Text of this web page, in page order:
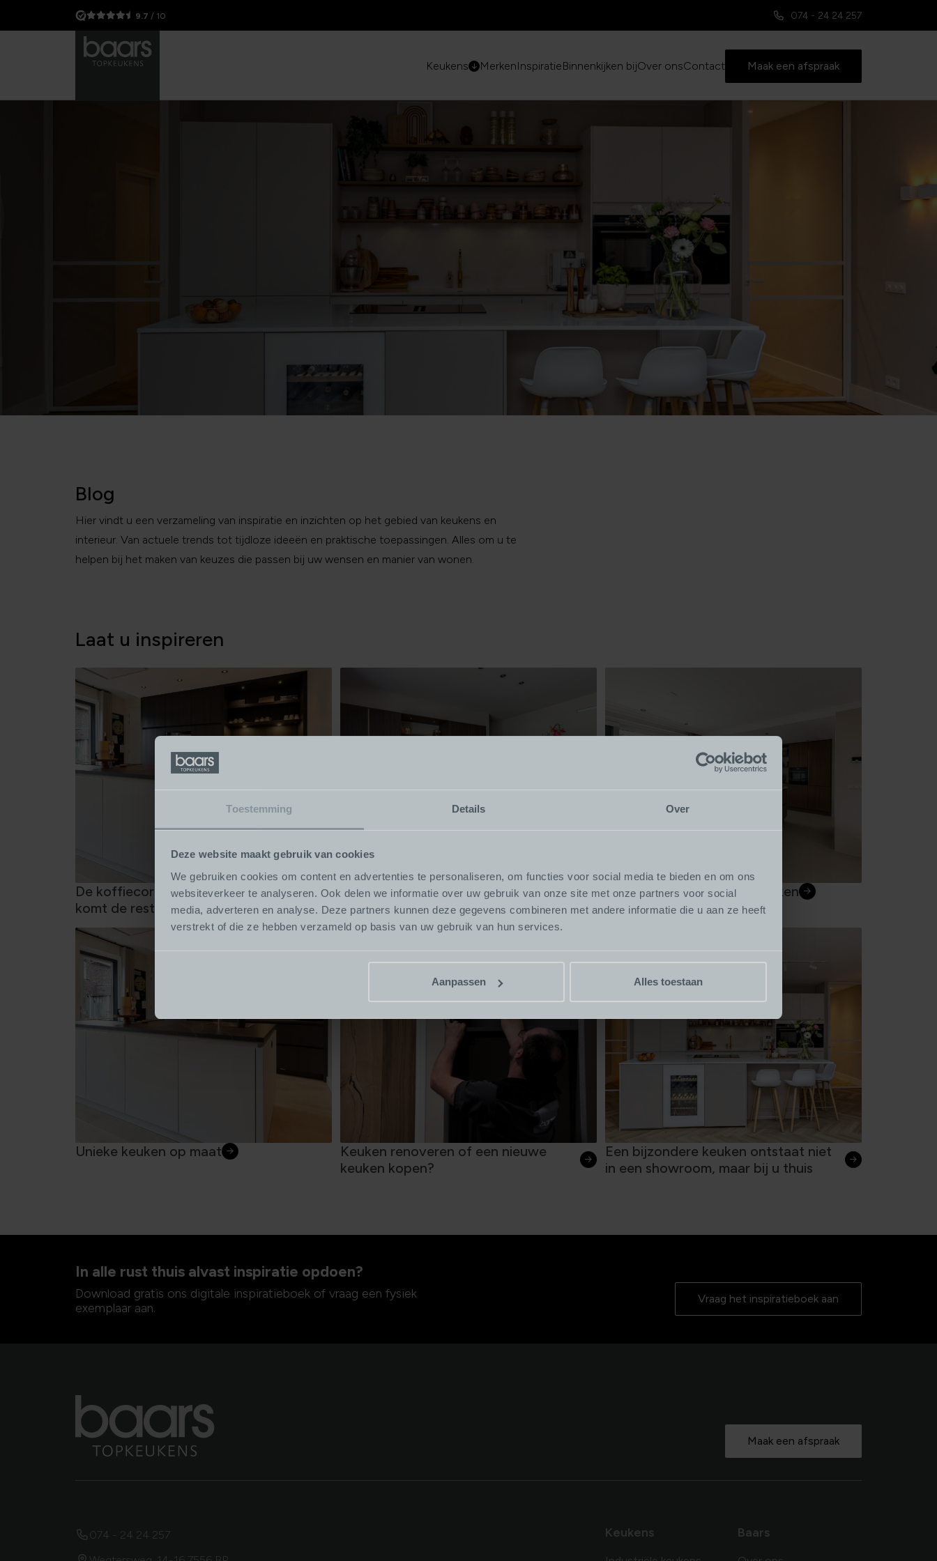
Toestemming Details Over
Deze website maakt gebruik van cookies
We gebruiken cookies om content en advertenties te personaliseren, om functies voor social media te bieden en om ons
websiteverkeer te analyseren. Ook delen we informatie over uw gebruik van onze site met onze partners voor social
media, adverteren en analyse. Deze partners kunnen deze gegevens combineren met andere informatie die u aan ze heeft
verstrekt of die ze hebben verzameld op basis van uw gebruik van hun services.
Aanpassen Alles toestaan
9.7 / 10 074 - 24 24 257
Keukens MerkenInspiratieBinnenkijken bijOver onsContact Maak een afspraak
Blog
Hier vindt u een verzameling van inspiratie en inzichten op het gebied van keukens en
interieur. Van actuele trends tot tijdloze ideeën en praktische toepassingen. Alles om u te
helpen bij het maken van keuzes die passen bij uw wensen en manier van wonen.
Laat u inspireren
De koffiecorner: eerst koffie, dan
komt de rest van de dag
Japandi keukenstijl Keuken met afgeronde hoeken
Unieke keuken op maat
Keuken renoveren of een nieuwe
keuken kopen?
Een bijzondere keuken ontstaat niet
in een showroom, maar bij u thuis
In alle rust thuis alvast inspiratie opdoen?
Download gratis ons digitale inspiratieboek of vraag een fysiek
exemplaar aan.
Vraag het inspiratieboek aan
Maak een afspraak
074 - 24 24 257
Keukens Baars